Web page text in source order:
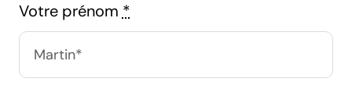
Votre prénom *